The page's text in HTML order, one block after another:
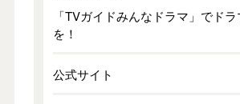
「TVガイドみんなドラマ」でド
を！
公式サイト